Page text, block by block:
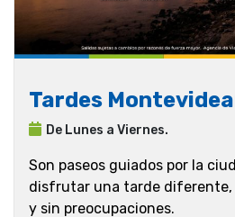
Tardes
De Lunes a Viernes.
Son paseos guiados por la
disfrutar una tarde diferente,
y sin preocupaciones.